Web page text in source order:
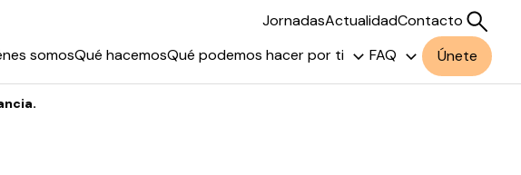
JornadasActualidadContacto
somosQué hacemosQué podemos hacer por ti FAQ Únete